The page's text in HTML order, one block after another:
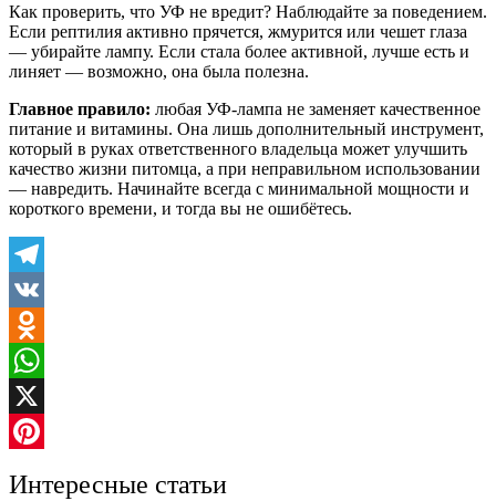
Как проверить, что УФ не вредит? Наблюдайте за поведением.
Если рептилия активно прячется, жмурится или чешет глаза
— убирайте лампу. Если стала более активной, лучше есть и
линяет — возможно, она была полезна.
Главное правило: любая УФ-лампа не заменяет качественное
питание и витамины. Она лишь дополнительный инструмент,
который в руках ответственного владельца может улучшить
качество жизни питомца, а при неправильном использовании
— навредить. Начинайте всегда с минимальной мощности и
короткого времени, и тогда вы не ошибётесь.
Telegram
VK
Odnoklassniki
WhatsApp
X
Интересные статьи